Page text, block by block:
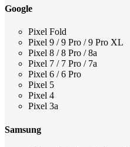
Google
Pixel Fold
Pixel 9 / 9 Pro / 9 Pro XL
Pixel 8 / 8 Pro / 8a
Pixel 7 / 7 Pro / 7a
Pixel 6 / 6 Pro
Pixel 5
Pixel 4
Pixel 3a
Samsung